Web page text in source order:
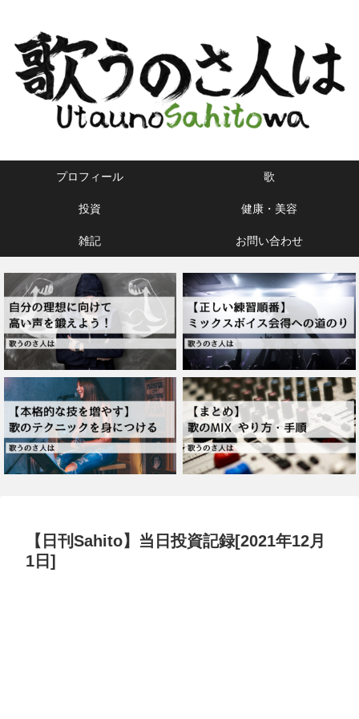
プロフィール 歌
投資 健康・美容
雑記 お問い合わせ
【日刊Sahito】当日投資記録[2021年12月
1日]